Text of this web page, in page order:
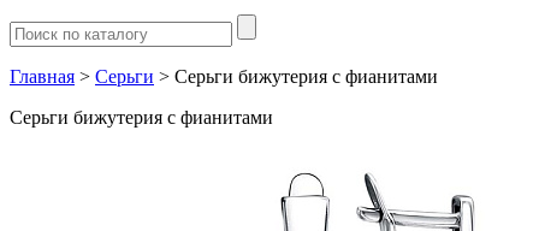
Главная > Серьги > Серьги бижутерия с фианитами
Серьги бижутерия с фианитами